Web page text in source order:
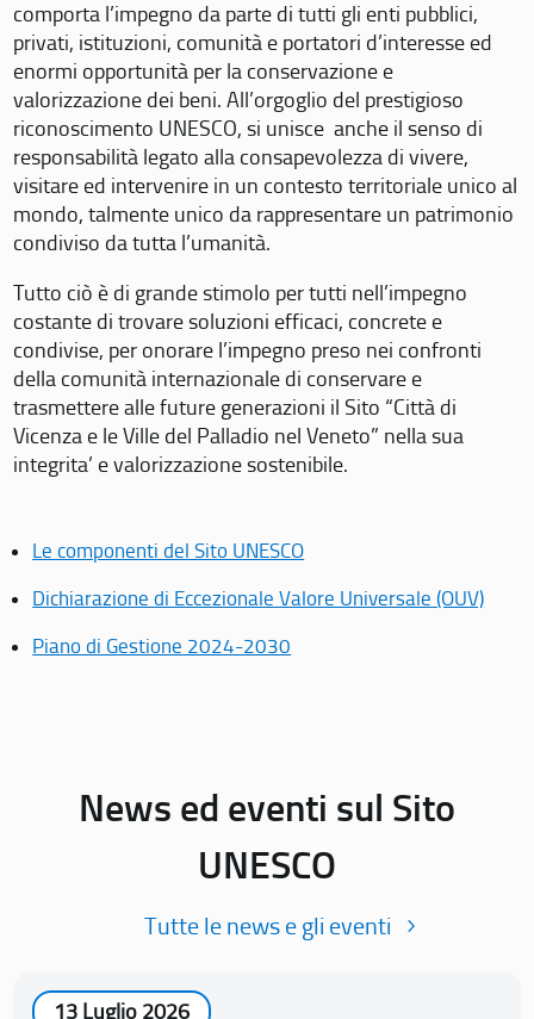
comporta l’impegno da parte di tutti gli enti pubblici,
privati, istituzioni, comunità e portatori d’interesse ed
enormi opportunità per la conservazione e
valorizzazione dei beni. All’orgoglio del prestigioso
riconoscimento UNESCO, si unisce anche il senso di
responsabilità legato alla consapevolezza di vivere,
visitare ed intervenire in un contesto territoriale unico al
mondo, talmente unico da rappresentare un patrimonio
condiviso da tutta l’umanità.
Tutto ciò è di grande stimolo per tutti nell’impegno
costante di trovare soluzioni efficaci, concrete e
condivise, per onorare l’impegno preso nei confronti
della comunità internazionale di conservare e
trasmettere alle future generazioni il Sito “Città di
Vicenza e le Ville del Palladio nel Veneto” nella sua
integrita’ e valorizzazione sostenibile.
Le componenti del Sito UNESCO
Dichiarazione di Eccezionale Valore Universale (OUV)
Piano di Gestione 2024-2030
News ed eventi sul Sito
UNESCO
Tutte le news e gli eventi
13 Luglio 2026